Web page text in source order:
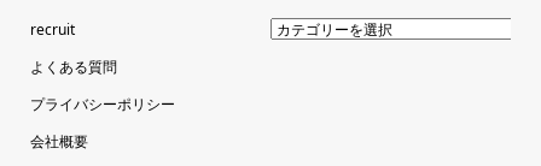
recruit
よくある質問
プライバシーポリシー
会社概要